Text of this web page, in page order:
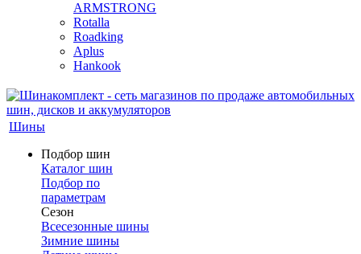
ARMSTRONG
Rotalla
Roadking
Aplus
Hankook
Шины
Подбор шин
Каталог шин
Подбор по
параметрам
Сезон
Всесезонные шины
Зимние шины